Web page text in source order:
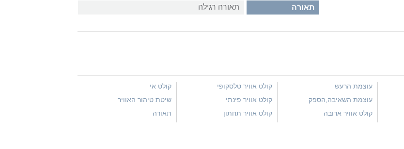
תאורה תאורה רגילה
עוצמת הרעש
עוצמת השאיבה,הספק
שאיבה,מק"ש,ממק"ש
קולט אוויר ארובה
קולט אוויר טלסקופי
קולט אוויר פינתי
קולט אוויר תחתון
קולט אי
שיטת טיהור האוויר
תאורה